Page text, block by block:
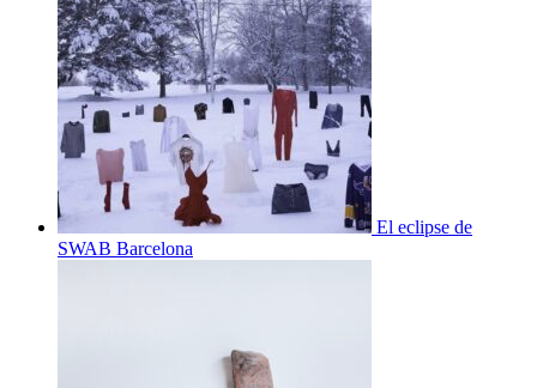
El eclipse de
SWAB Barcelona